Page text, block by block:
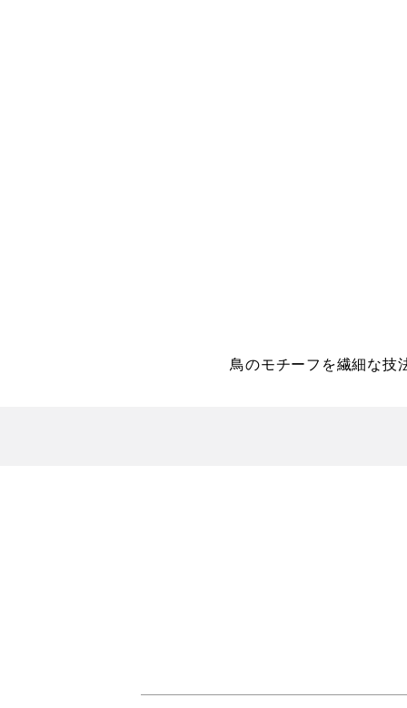
鳥のモチーフを繊細な技